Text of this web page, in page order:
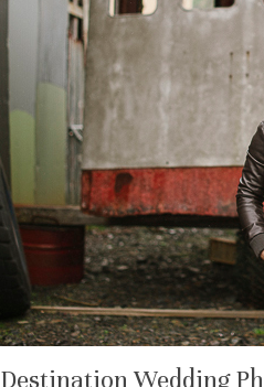
Destination Wedding